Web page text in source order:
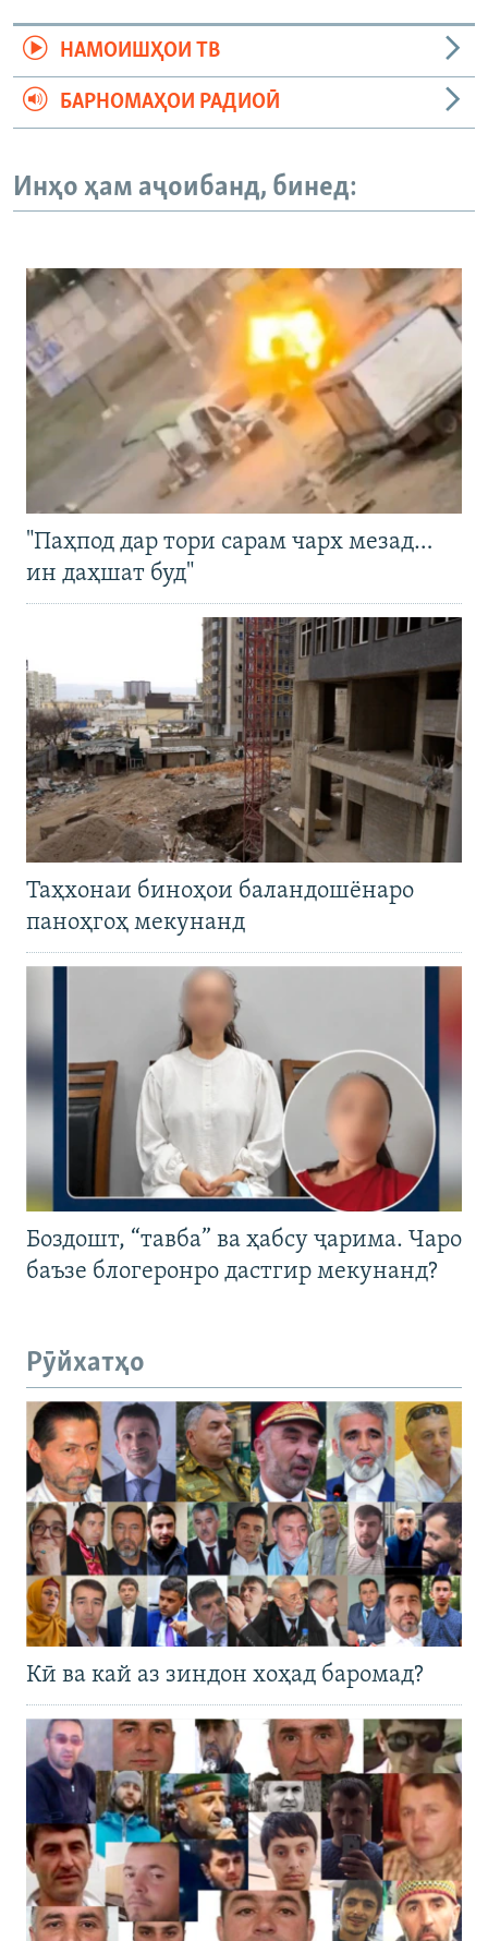
НАМОИШҲОИ ТВ
БАРНОМАҲОИ РАДИОӢ
Инҳо ҳам аҷоибанд, бинед:
"Паҳпод дар тори сарам чарх мезад…
ин даҳшат буд"
Таҳхонаи биноҳои баландошёнаро
паноҳгоҳ мекунанд
Боздошт, “тавба” ва ҳабсу ҷарима. Чаро
баъзе блогеронро дастгир мекунанд?
Рӯйхатҳо
Кӣ ва кай аз зиндон хоҳад баромад?